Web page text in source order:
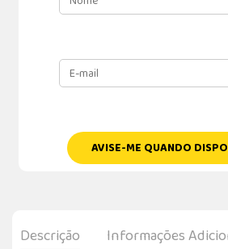
AVISE-ME QUANDO
Descrição Informações